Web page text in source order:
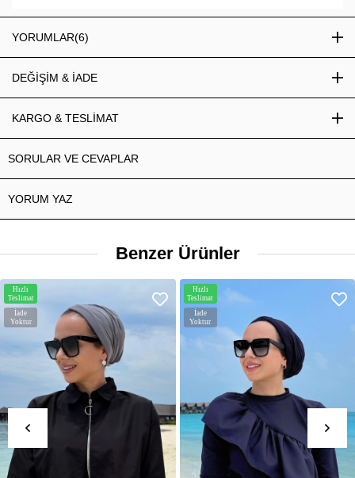
YORUMLAR(6)
DEĞİŞİM & İADE
KARGO & TESLİMAT
SORULAR VE CEVAPLAR
YORUM YAZ
Benzer Ürünler
İade
Yoktur
Hızlı
Teslimat
İade
Yoktur
Hızlı
Teslimat